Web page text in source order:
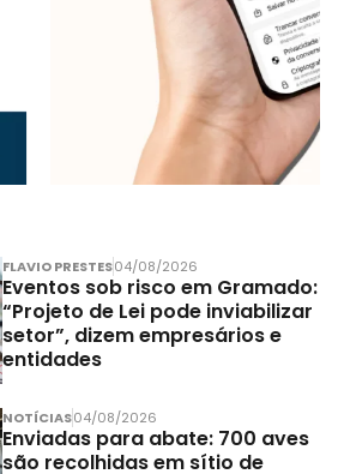
FLAVIO PRESTES04/08/2026
Eventos sob risco em Gramado:
“Projeto de Lei pode inviabilizar
setor”, dizem empresários e
entidades
NOTÍCIAS04/08/2026
Enviadas para abate: 700 aves
são recolhidas em sítio de